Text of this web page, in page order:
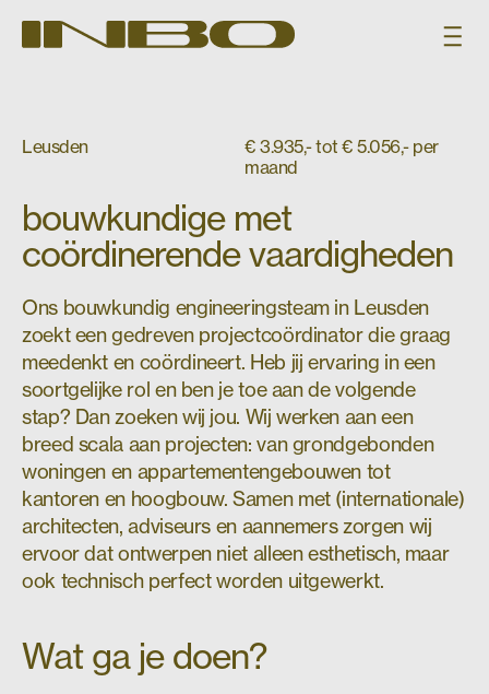
Leusden
€ 3.935,- tot € 5.056,- per
maand
bouwkundige met
coördinerende vaardigheden
Ons bouwkundig engineeringsteam in Leusden
zoekt een gedreven projectcoördinator die graag
meedenkt en coördineert. Heb jij ervaring in een
soortgelijke rol en ben je toe aan de volgende
stap? Dan zoeken wij jou. Wij werken aan een
breed scala aan projecten: van grondgebonden
woningen en appartementengebouwen tot
kantoren en hoogbouw. Samen met (internationale)
architecten, adviseurs en aannemers zorgen wij
ervoor dat ontwerpen niet alleen esthetisch, maar
ook technisch perfect worden uitgewerkt.
Wat ga je doen?